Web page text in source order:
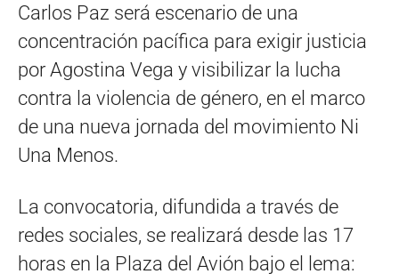
Carlos Paz será escenario de una
concentración pacífica para exigir justicia
por Agostina Vega y visibilizar la lucha
contra la violencia de género, en el marco
de una nueva jornada del movimiento Ni
Una Menos.
La convocatoria, difundida a través de
redes sociales, se realizará desde las 17
horas en la Plaza del Avión bajo el lema: